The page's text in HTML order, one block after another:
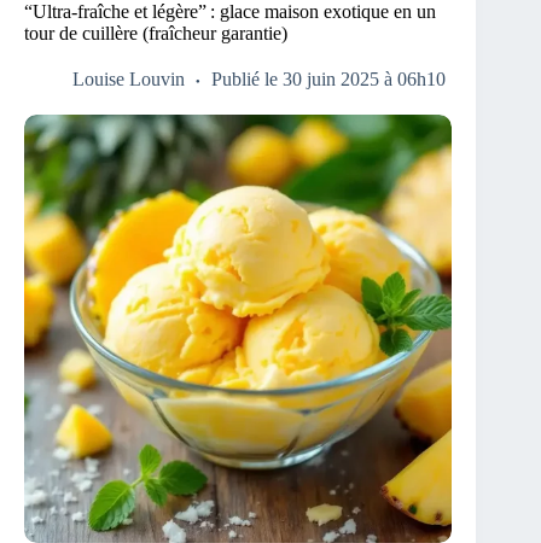
“Ultra-fraîche et légère” : glace maison exotique en un
tour de cuillère (fraîcheur garantie)
Louise Louvin Publié le 30 juin 2025 à 06h10